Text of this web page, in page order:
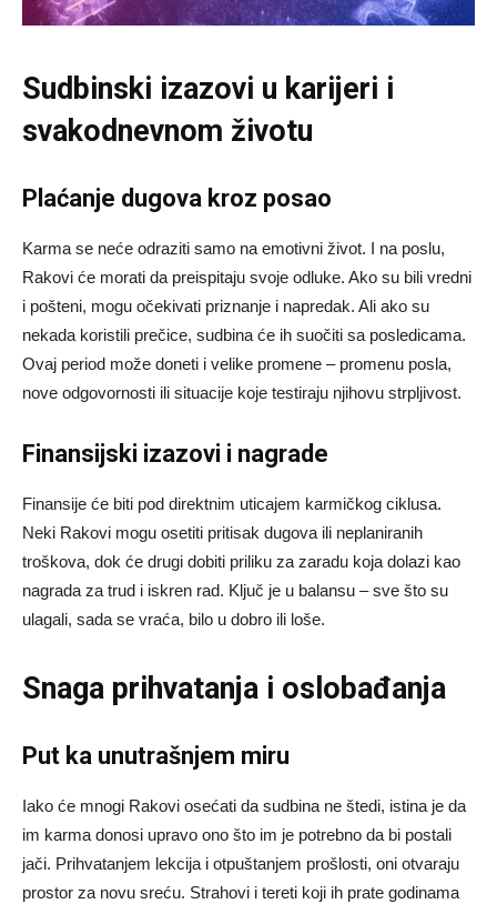
Sudbinski izazovi u karijeri i
svakodnevnom životu
Plaćanje dugova kroz posao
Karma se neće odraziti samo na emotivni život. I na poslu,
Rakovi će morati da preispitaju svoje odluke. Ako su bili vredni
i pošteni, mogu očekivati priznanje i napredak. Ali ako su
nekada koristili prečice, sudbina će ih suočiti sa posledicama.
Ovaj period može doneti i velike promene – promenu posla,
nove odgovornosti ili situacije koje testiraju njihovu strpljivost.
Finansijski izazovi i nagrade
Finansije će biti pod direktnim uticajem karmičkog ciklusa.
Neki Rakovi mogu osetiti pritisak dugova ili neplaniranih
troškova, dok će drugi dobiti priliku za zaradu koja dolazi kao
nagrada za trud i iskren rad. Ključ je u balansu – sve što su
ulagali, sada se vraća, bilo u dobro ili loše.
Snaga prihvatanja i oslobađanja
Put ka unutrašnjem miru
Iako će mnogi Rakovi osećati da sudbina ne štedi, istina je da
im karma donosi upravo ono što im je potrebno da bi postali
jači. Prihvatanjem lekcija i otpuštanjem prošlosti, oni otvaraju
prostor za novu sreću. Strahovi i tereti koji ih prate godinama